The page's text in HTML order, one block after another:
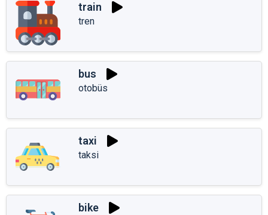
train
tren
bus
otobüs
taxi
taksi
bike